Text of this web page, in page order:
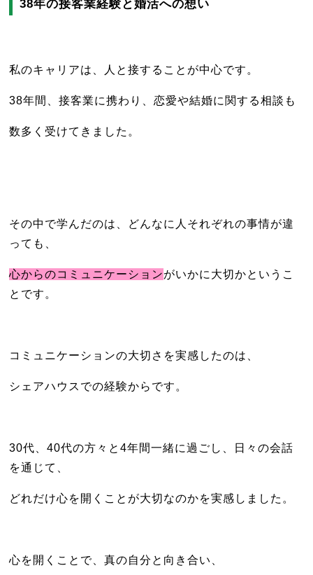
38年の接客業経験と婚活への想い
私のキャリアは、人と接することが中心です。
38年間、接客業に携わり、恋愛や結婚に関する相談も
数多く受けてきました。
その中で学んだのは、どんなに人それぞれの事情が違
っても、
心からのコミュニケーションがいかに大切かというこ
とです。
コミュニケーションの大切さを実感したのは、
シェアハウスでの経験からです。
30代、40代の方々と4年間一緒に過ごし、日々の会話
を通じて、
どれだけ心を開くことが大切なのかを実感しました。
心を開くことで、真の自分と向き合い、